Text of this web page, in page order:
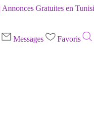
Messages Favoris